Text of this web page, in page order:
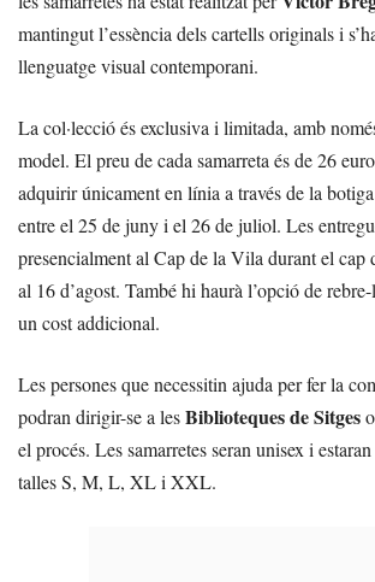
mantingut l’essència dels cartells originals i
llenguatge visual contemporani.
La col·lecció és exclusiva i limitada, amb
model. El preu de cada samarreta és de 26
adquirir únicament en línia a través de la botiga
entre el 25 de juny i el 26 de juliol. Les
presencialment al Cap de la Vila durant el cap
al 16 d’agost. També hi haurà l’opció de
un cost addicional.
Les persones que necessitin ajuda per fer la
podran dirigir-se a lesBiblioteques de Sitges
el procés. Les samarretes seran unisex i
talles S, M, L, XL i XXL.